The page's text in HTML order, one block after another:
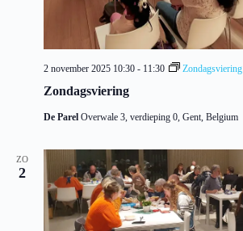
Zondagsviering
2 november 2025 10:30 - 11:30 Zondagsviering
De Parel Overwale 3, verdieping 0, Gent, Belgium
ZO
2